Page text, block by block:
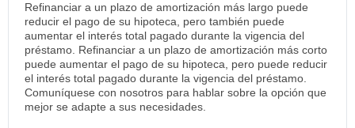
Refinanciar a un plazo de amortización más largo puede
reducir el pago de su hipoteca, pero también puede
aumentar el interés total pagado durante la vigencia del
préstamo. Refinanciar a un plazo de amortización más corto
puede aumentar el pago de su hipoteca, pero puede reducir
el interés total pagado durante la vigencia del préstamo.
Comuníquese con nosotros para hablar sobre la opción que
mejor se adapte a sus necesidades.